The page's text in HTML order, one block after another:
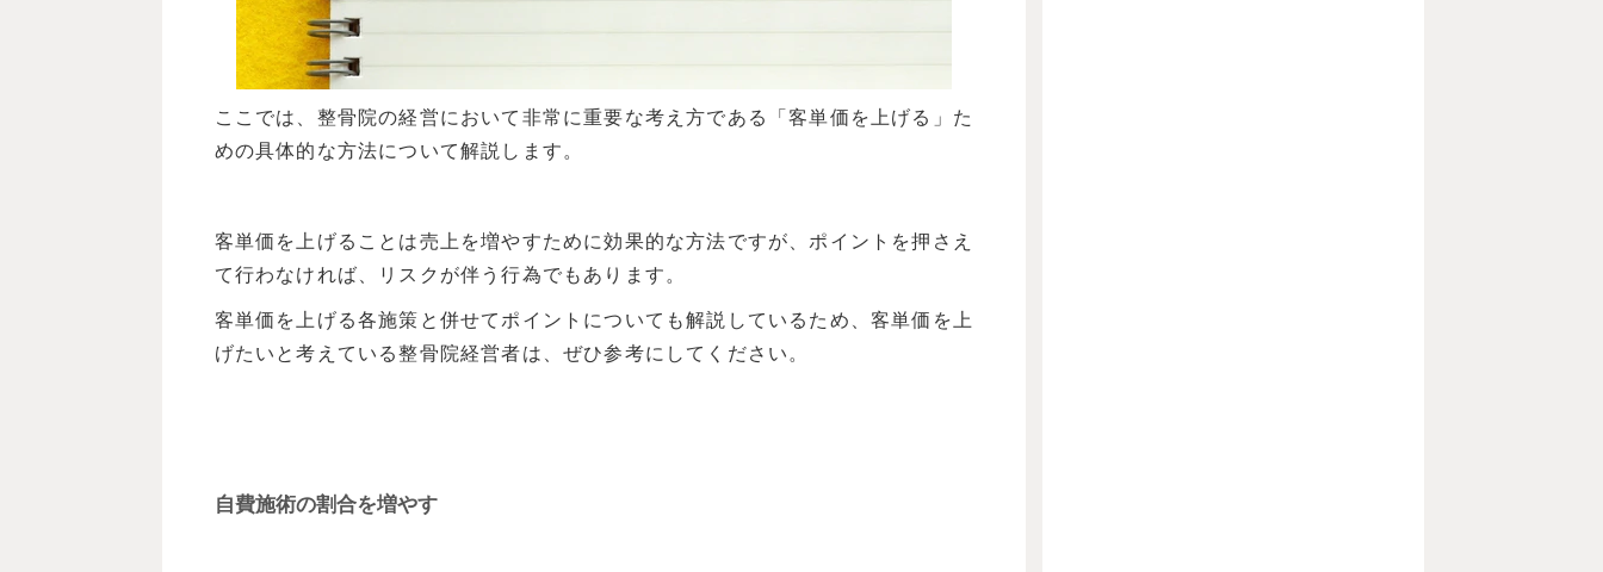
ここでは、整骨院の経営において非常に重要な考え方である「客単価を上げる」た
めの具体的な方法について解説します。
客単価を上げることは売上を増やすために効果的な方法ですが、ポイントを押さえ
て行わなければ、リスクが伴う行為でもあります。
客単価を上げる各施策と併せてポイントについても解説しているため、客単価を上
げたいと考えている整骨院経営者は、ぜひ参考にしてください。
自費施術の割合を増やす